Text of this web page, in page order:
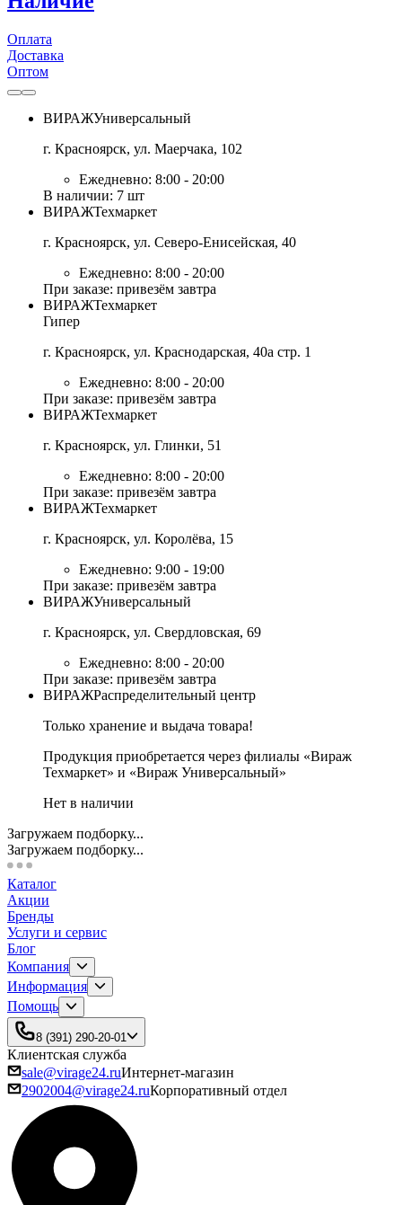
Оплата
Доставка
Оптом
ВИРАЖУниверсальный
г. Красноярск, ул. Маерчака, 102
Ежедневно: 8:00 - 20:00
В наличии: 7 шт
ВИРАЖТехмаркет
г. Красноярск, ул. Северо-Енисейская, 40
Ежедневно: 8:00 - 20:00
При заказе: привезём завтра
ВИРАЖТехмаркет
Гипер
г. Красноярск, ул. Краснодарская, 40а стр. 1
Ежедневно: 8:00 - 20:00
При заказе: привезём завтра
ВИРАЖТехмаркет
г. Красноярск, ул. Глинки, 51
Ежедневно: 8:00 - 20:00
При заказе: привезём завтра
ВИРАЖТехмаркет
г. Красноярск, ул. Королёва, 15
Ежедневно: 9:00 - 19:00
При заказе: привезём завтра
ВИРАЖУниверсальный
г. Красноярск, ул. Свердловская, 69
Ежедневно: 8:00 - 20:00
При заказе: привезём завтра
ВИРАЖРаспределительный центр
Только хранение и выдача товара!
Продукция приобретается через филиалы «Вираж
Техмаркет» и «Вираж Универсальный»
Нет в наличии
Загружаем подборку...
Загружаем подборку...
Каталог
Акции
Бренды
Услуги и сервис
Блог
Компания
Информация
Помощь
8 (391) 290-20-01
Клиентская служба
sale@virage24.ruИнтернет-магазин
2902004@virage24.ruКорпоративный отдел